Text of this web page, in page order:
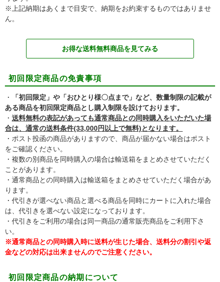
※上記納期はあくまで目安で、納期をお約束するものではありませ
ん。
お得な送料無料商品を見てみる
初回限定商品の免責事項
・
「初回限定」や「おひとり様〇点まで」など、数量制限の記載が
ある商品を初回限定商品とし購入制限を設けております。
・ 送料無料の表記があっても通常商品との同時購入をいただいた場
合は、通常の送料条件(33,000円以上で無料)となります。
・ポスト投函の商品がありますので、商品が届かない場合はポスト
をご確認ください。
・複数の別商品を同時購入の場合は輸送箱をまとめさせていただく
ことがあります。
・通常商品との同時購入は輸送箱をまとめさせていただく場合があ
ります。
・代引きが選べない商品と選べる商品を同時にカートに入れた場合
は、代引きを選べない設定になっております。
・代引きをご利用の場合は同一商品の通常販売商品をご利用下さ
い。
※通常商品との同時購入時に送料が生じた場合、送料分の割引や返
金などの対応は出来ませんのでご注意ください。
初回限定商品の納期について